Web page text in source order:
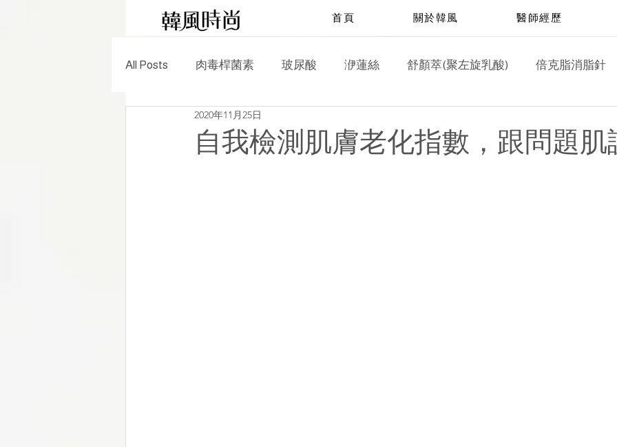
首頁 關於韓風 醫師經歷
All Posts 肉毒桿菌素 玻尿酸 洢蓮絲 舒顏萃(聚左旋乳酸) 倍克脂消脂針
電波拉提 雷射除毛
自我檢測肌膚老化指數，跟問題肌
2020年11月25日